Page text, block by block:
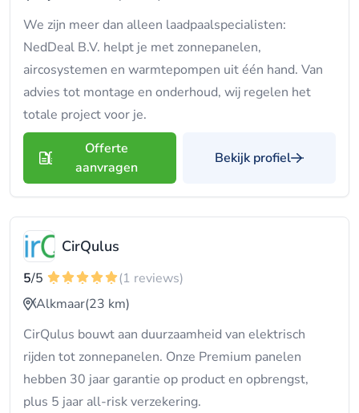
We zijn meer dan alleen laadpaalspecialisten:
NedDeal B.V. helpt je met zonnepanelen,
aircosystemen en warmtepompen uit één hand. Van
advies tot montage en onderhoud, wij regelen het
totale project voor je.
Offerte
aanvragen
Bekijk profiel
CirQulus
5/5
(1 reviews)
Alkmaar(23 km)
CirQulus bouwt aan duurzaamheid van elektrisch
rijden tot zonnepanelen. Onze Premium panelen
hebben 30 jaar garantie op product en opbrengst,
plus 5 jaar all-risk verzekering.